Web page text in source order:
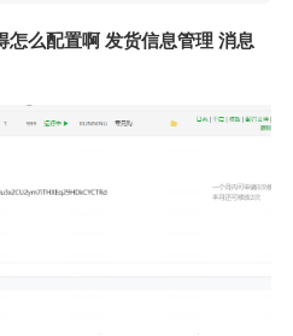
怎么配置啊 发货信息管理 消息